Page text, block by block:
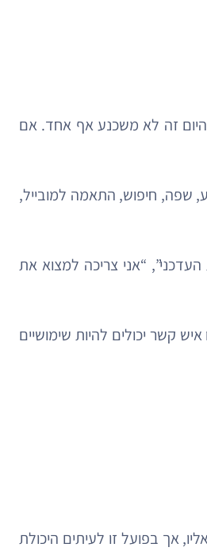
היום זה לא משכנע אף אחד. אם
שפה, חיפוש, התאמה למובייל,
“אני צריכה למצוא את
קשר יכולים להיות שימושיים
אך בפועל זו לעיתים היכולת